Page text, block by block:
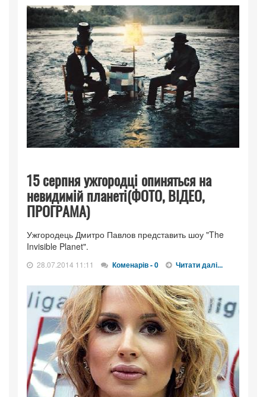
15 серпня ужгородці опиняться на
невидимій планеті(ФОТО, ВІДЕО,
ПРОГРАМА)
Ужгородець Дмитро Павлов представить шоу "The
Invisible Planet".
28.07.2014 11:11 Коменарів - 0 Читати далі...